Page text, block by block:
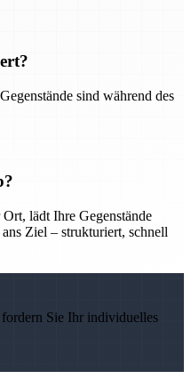
sind während des
lädt Ihre Gegenstände
Ziel – strukturiert, schnell
Sie Ihr individuelles